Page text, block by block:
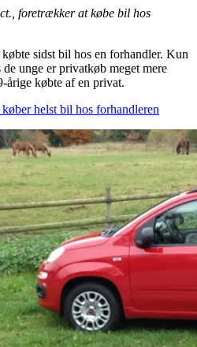
foretrækker at købe bil hos
sidst bil hos en forhandler. Kun
unge er privatkøb meget mere
årige købte af en privat.
helst bil hos forhandleren